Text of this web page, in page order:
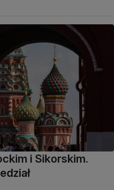
i Sikorskim.